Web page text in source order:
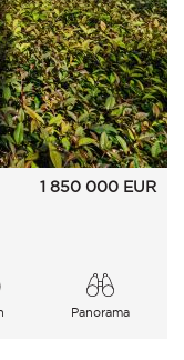
1 850 000 EUR
Panorama